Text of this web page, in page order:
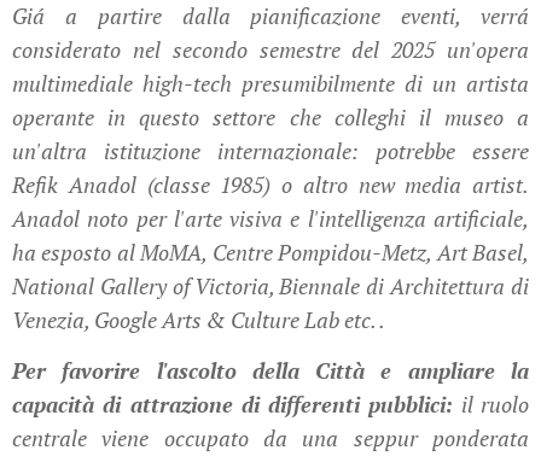
Giá a partire dalla pianificazione eventi, verrá
considerato nel secondo semestre del 2025 un'opera
multimediale high-tech presumibilmente di un artista
operante in questo settore che colleghi il museo a
un'altra istituzione internazionale: potrebbe essere
Refik Anadol (classe 1985) o altro new media artist.
Anadol noto per l'arte visiva e l'intelligenza artificiale,
ha esposto al MoMA, Centre Pompidou-Metz, Art Basel,
National Gallery of Victoria, Biennale di Architettura di
Venezia, Google Arts & Culture Lab etc. .
Per favorire l'ascolto della Città e ampliare la
capacità di attrazione di differenti pubblici: il ruolo
centrale viene occupato da una seppur ponderata